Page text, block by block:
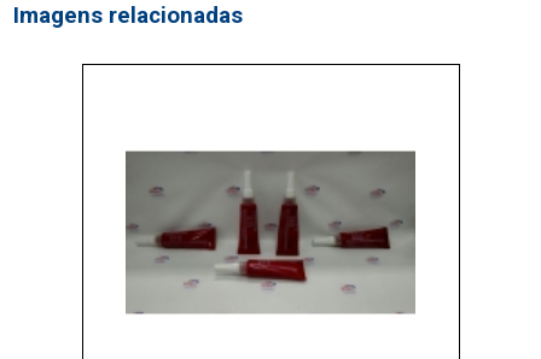
Imagens relacionadas